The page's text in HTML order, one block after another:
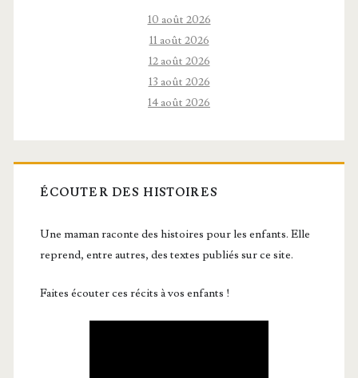
10 août 2026
11 août 2026
12 août 2026
13 août 2026
14 août 2026
ÉCOUTER DES HISTOIRES
Une maman raconte des histoires pour les enfants. Elle
reprend, entre autres, des textes publiés sur ce site.
Faites écouter ces récits à vos enfants !